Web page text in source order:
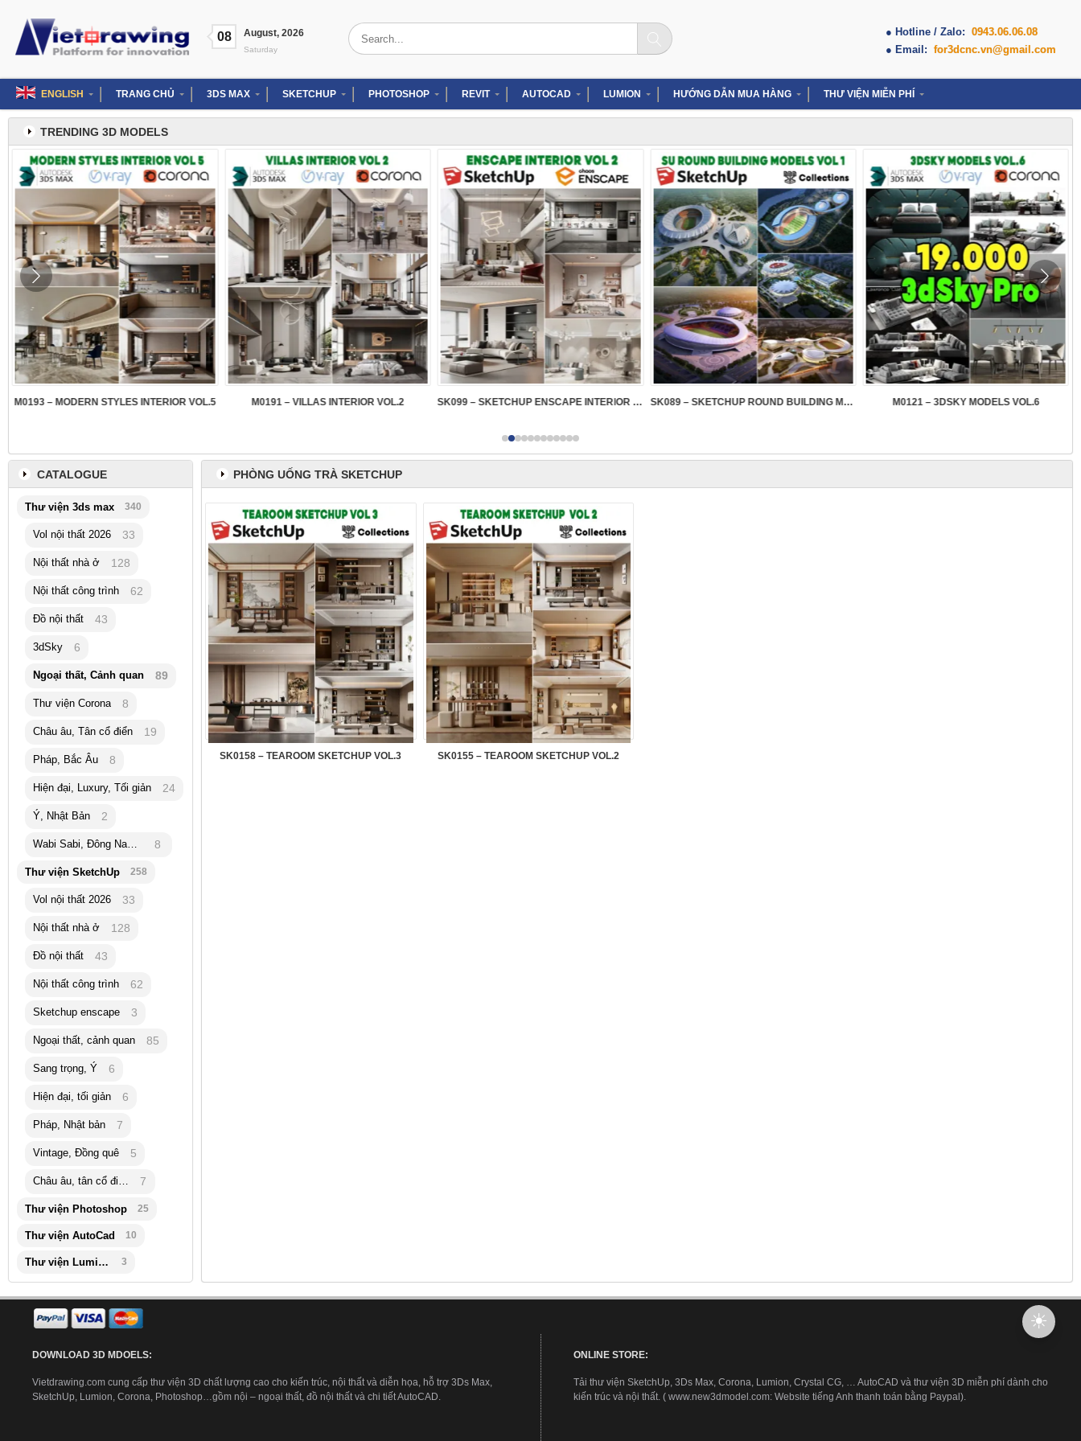
content
08 August, 2026
Saturday
Search
for:
● Hotline / Zalo: 0943.06.06.08
● Email: for3dcnc.vn@gmail.com
ENGLISH TRANG CHỦ 3DS MAX SKETCHUP PHOTOSHOP REVIT AUTOCAD LUMION HƯỚNG DẪN MUA HÀNG THƯ VIỆN MIỄN PHÍ
TRENDING 3D MODELS
M0193 – MODERN STYLES INTERIOR VOL.5 M0191 – VILLAS INTERIOR VOL.2 SK099 – SKETCHUP ENSCAPE INTERIOR VOL.2 SK089 – SKETCHUP ROUND BUILDING MODELS M0121 – 3DSKY MODELS VOL.6
PHÒNG UỐNG TRÀ SKETCHUP
SK0158 – TEAROOM SKETCHUP VOL.3 SK0155 – TEAROOM SKETCHUP VOL.2
CATALOGUE
Thư viện 3ds max 340
Vol nội thất 2026 33
Nội thất nhà ở 128
Nội thất công trình 62
Đồ nội thất 43
3dSky 6
Ngoại thất, Cảnh quan 89
Thư viện Corona 8
Châu âu, Tân cổ điển 19
Pháp, Bắc Âu 8
Hiện đại, Luxury, Tối giản 24
Ý, Nhật Bản 2
Wabi Sabi, Đông Nam Á 8
Thư viện SketchUp 258
Vol nội thất 2026 33
Nội thất nhà ở 128
Đồ nội thất 43
Nội thất công trình 62
Sketchup enscape 3
Ngoại thất, cảnh quan 85
Sang trọng, Ý 6
Hiện đại, tối giản 6
Pháp, Nhật bản 7
Vintage, Đồng quê 5
Châu âu, tân cổ điển 7
Thư viện Photoshop 25
Thư viện AutoCad 10
Thư viện Lumion 3
DOWNLOAD 3D MDOELS:
Vietdrawing.com cung cấp thư viện 3D chất lượng cao cho kiến trúc, nội thất và diễn họa, hỗ trợ 3Ds Max,
SketchUp, Lumion, Corona, Photoshop…gồm nội – ngoại thất, đồ nội thất và chi tiết AutoCAD.
ONLINE STORE:
Tải thư viện SketchUp, 3Ds Max, Corona, Lumion, Crystal CG, … AutoCAD và thư viện 3D miễn phí dành cho
kiến trúc và nội thất. ( www.new3dmodel.com: Website tiếng Anh thanh toán bằng Paypal).